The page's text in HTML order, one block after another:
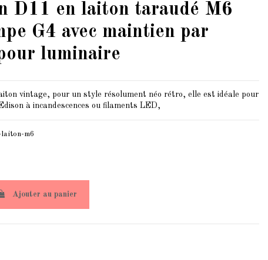
D11 en laiton taraudé M6
G4 avec maintien par
luminaire
vintage, pour un style résolument néo rétro, elle est idéale pour
à incandescences ou filaments LED,
m6
Ajouter au panier